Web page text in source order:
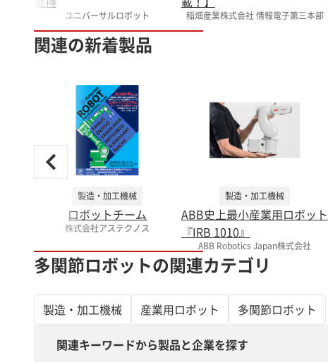
ユニバーサルロボット 稲畑産業株式会社 情報電子第三本部
関連の新着製品
製造・加工機械
ロボットチーム
株式会社アステクノス
製造・加工機械
ABB史上最小産業用ロボット
『IRB 1010』
ABB Robotics Japan株式会社
多関節ロボットの関連カテゴリ
製造・加工機械 産業用ロボット 多関節ロボット
関連キーワードから製品と企業を探す